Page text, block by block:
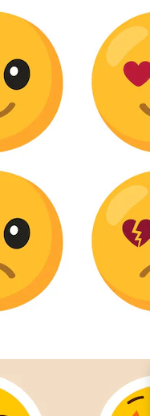
para você direcionar
Mais de 1 milhão de
criativos, empresas,